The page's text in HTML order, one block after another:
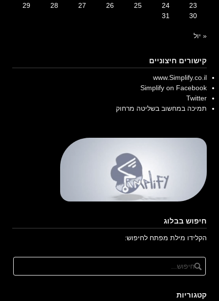
23
24
25
26
27
28
29
30
31
« יול
קישורים חיצוניים
www.Simplify.co.il
Simplify on Facebook
Twitter
תמיכה במחשוב בשליטה מרחוק
חיפוש בבלוג
הקלידו מילת מפתח לחיפוש:
קטגוריות